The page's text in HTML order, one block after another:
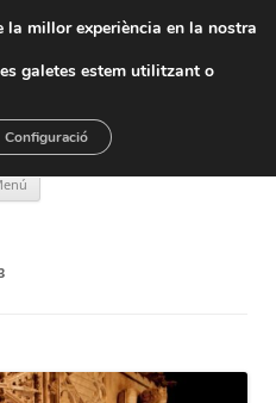
de Serra.
Residència Casa de Pagès –
millor experiència en la nostra
galetes estem utilitzant o
Configuració